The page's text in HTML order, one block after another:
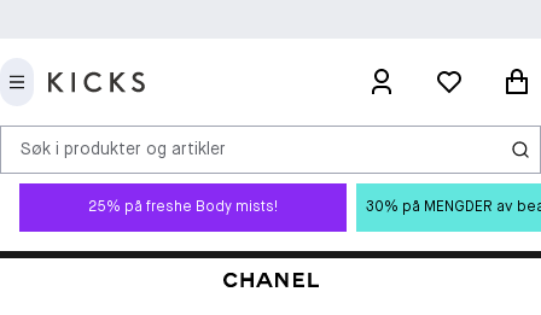
Søk i produkter og artikler
25% på freshe Body mists! 30% på MENGDER av